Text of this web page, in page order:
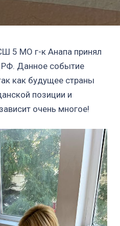
5 МО г-к Анапа принял
РФ. Данное событие
как будущее страны
позиции и
очень многое!